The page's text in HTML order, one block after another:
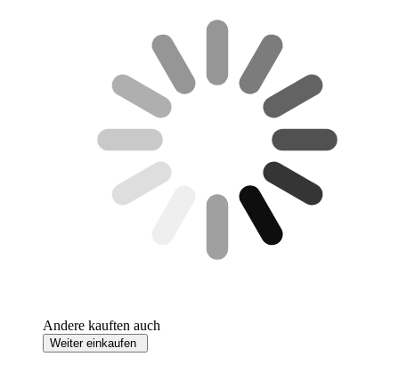
Andere kauften auch
Weiter einkaufen